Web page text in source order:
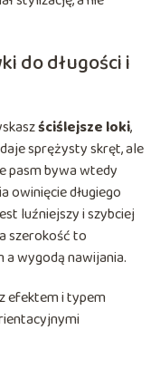
do długości i
ściślejsze loki,
sprężysty skręt, ale
pasm bywa wtedy
owinięcie długiego
luźniejszy i szybciej
szerokość to
wygodą nawijania.
efektem i typem